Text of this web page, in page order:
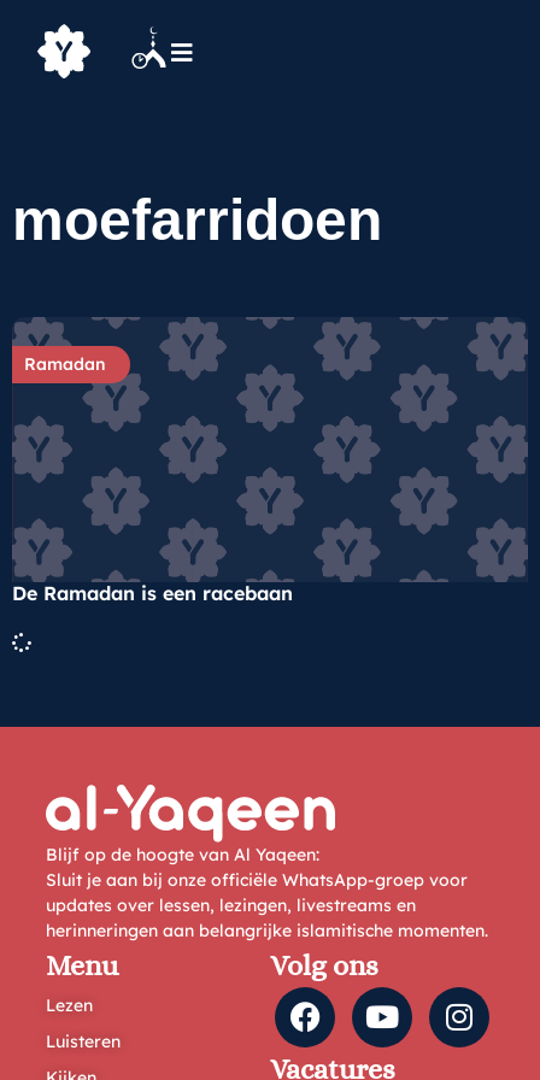
moefarridoen
Ramadan
De Ramadan is een racebaan
Blijf op de hoogte van Al Yaqeen:
Sluit je aan bij onze officiële WhatsApp-groep voor
updates over lessen, lezingen, livestreams en
herinneringen aan belangrijke islamitische momenten.
Menu
Lezen
Luisteren
Volg ons
Vacatures